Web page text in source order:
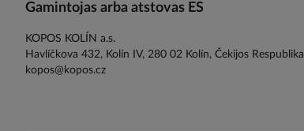
Gamintojas arba atstovas ES
KOPOS KOLÍN a.s.
Havlíčkova 432, Kolín IV, 280 02 Kolín, Čekijos Respublika
kopos@kopos.cz